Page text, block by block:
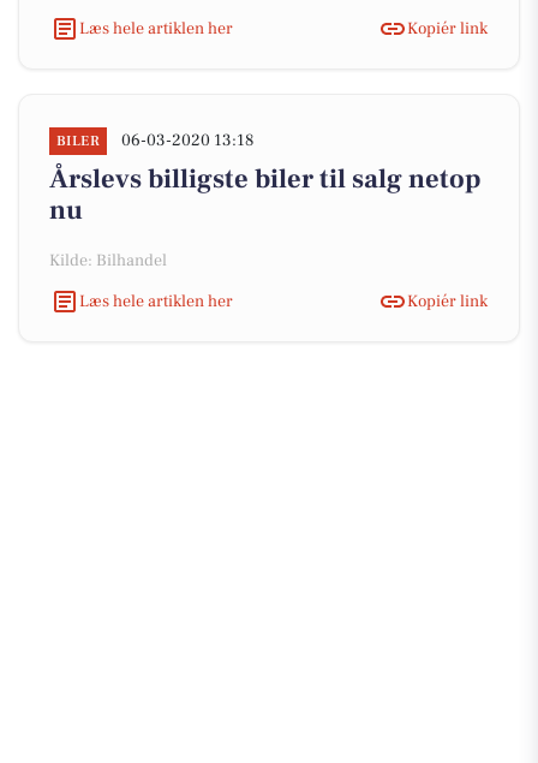
Læs hele artiklen her
Kopiér link
BILER 06-03-2020 13:18
Årslevs billigste biler til salg netop
nu
Kilde: Bilhandel
Læs hele artiklen her
Kopiér link